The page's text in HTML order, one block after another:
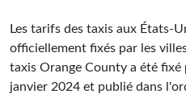
Les tarifs des taxis aux États-
officiellement fixés par les
taxis Orange County a été
janvier 2024 et publié dans